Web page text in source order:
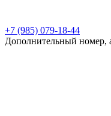
+7 (985) 079-18-44
Дополнительный номер,